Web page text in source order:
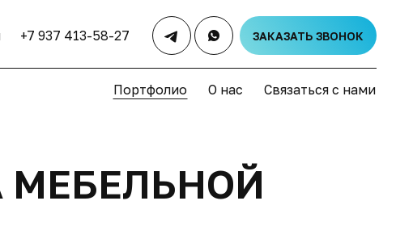
+7 937 413-58-27 ЗАКАЗАТЬ ЗВОНОК
Портфолио О нас Связаться с нами
МЕБЕЛЬНОЙ